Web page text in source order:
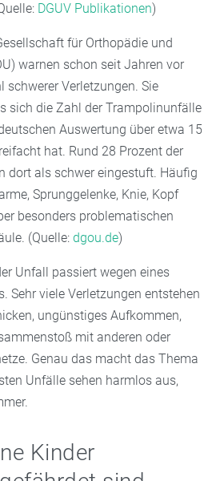
DGUV Publikationen)
für Orthopädie und
warnen schon seit Jahren vor
schwerer Verletzungen. Sie
sich die Zahl der Trampolinunfälle
Auswertung über etwa 15
hat. Rund 28 Prozent der
dort als schwer eingestuft. Häufig
Sprunggelenke, Knie, Kopf
besonders problematischen
(Quelle: dgou.de)
Unfall passiert wegen eines
Sehr viele Verletzungen entstehen
ungünstiges Aufkommen,
mit anderen oder
Genau das macht das Thema
Unfälle sehen harmlos aus,
Kinder